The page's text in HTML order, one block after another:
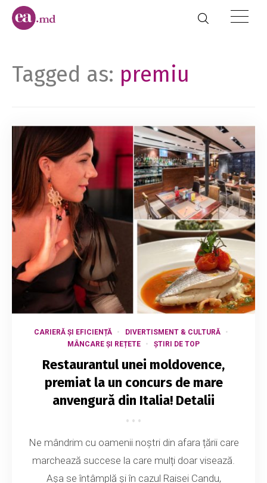
Tagged as: premiu
CARIERĂ ȘI EFICIENȚĂ
DIVERTISMENT & CULTURĂ
MÂNCARE ȘI REȚETE
ȘTIRI DE TOP
Restaurantul unei moldovence,
premiat la un concurs de mare
anvengură din Italia! Detalii
Ne mândrim cu oamenii noștri din afara țării care
marchează succese la care mulți doar visează.
Așa se întâmplă și în cazul Raisei Candu,